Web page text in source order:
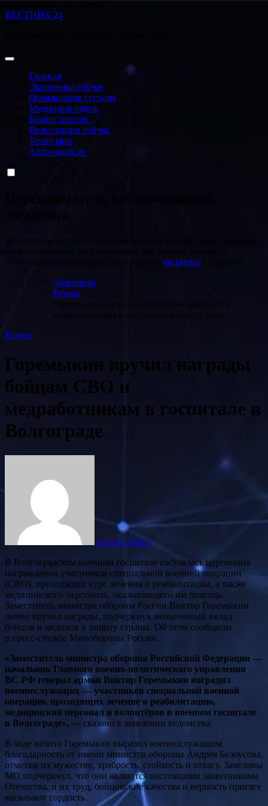
Перейти
ВЕСТНИК 24
Главная
Экономика сейчас
Образование сегодня
Медицина рядом
Бизнес онлайн
Инвестиции сейчас
Техно мир
Авто новости
Это пример виджета, показывающего, как выглядит боковая
виджеты
Домашняя
Разное
Горемыкин вручил награды бойцам СВО и
медработникам в госпитале в Волгограде
Разное
Горемыкин вручил награды
бойцам СВО и
медработникам в госпитале в
Волгограде
Автор Admin
В Волгоградском военном госпитале состоялась церемония
награждения участников специальной военной операции
(СВО), проходящих курс лечения и реабилитации, а также
медицинского персонала, оказывающего им помощь.
Заместитель министра обороны России Виктор Горемыкин
лично вручил награды, подчеркнув неоценимый вклад
бойцов и медиков в защиту страны. Об этом сообщили
в пресс-службе Минобороны России.
«Заместитель министра обороны Российской Федерации —
начальник Главного военно-политического управления
ВС РФ генерал армии Виктор Горемыкин наградил
военнослужащих — участников специальной военной
операции, проходящих лечение и реабилитацию,
медицинский персонал и волонтёров в военном госпитале
в Волгограде», — сказано в заявлении ведомства.
В ходе визита Горемыкин выразил военнослужащим
благодарность от имени министра обороны Андрея Белоусова,
отметив их мужество, храбрость, стойкость и отвагу. Замглавы
МО подчеркнул, что они являются настоящими защитниками
Отечества, и их труд, бойцовские качества и верность присяге
вызывают гордость.